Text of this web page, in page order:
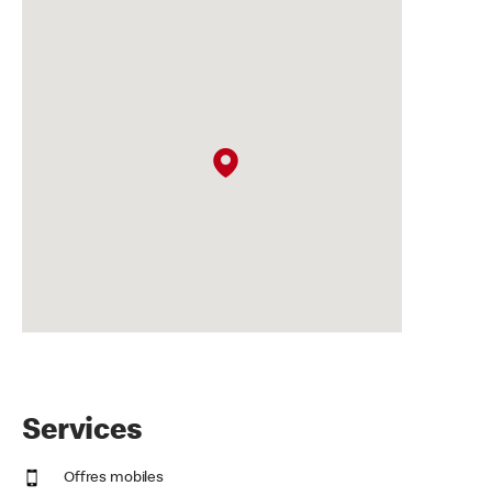
Services
Offres mobiles